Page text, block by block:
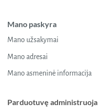
Mano paskyra
Mano užsakymai
Mano adresai
Mano asmeninė informacija
Parduotuvę administruoja